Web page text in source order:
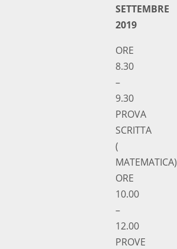
SETTEMBRE
2019
ORE
8.30
–
9.30
PROVA
SCRITTA
(
MATEMATICA)
ORE
10.00
–
12.00
PROVE